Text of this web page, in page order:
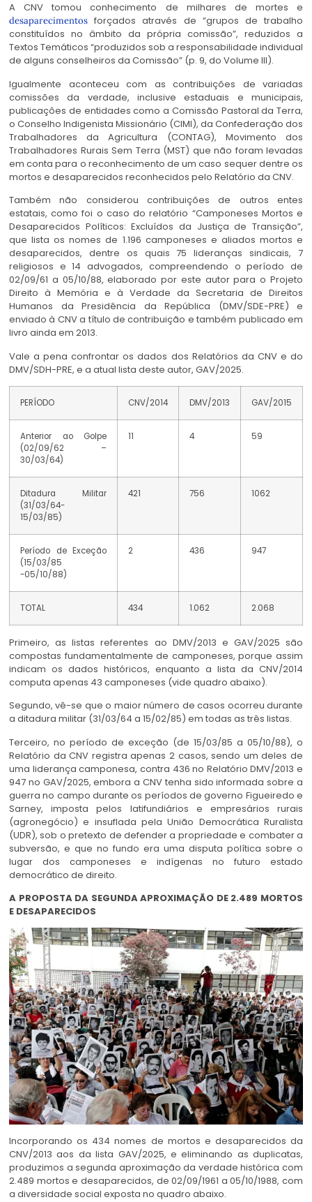
A CNV tomou conhecimento de milhares de mortes e
desaparecimentos forçados através de “grupos de trabalho
constituídos no âmbito da própria comissão”, reduzidos a
Textos Temáticos “produzidos sob a responsabilidade individual
de alguns conselheiros da Comissão” (p. 9, do Volume III).
Igualmente aconteceu com as contribuições de variadas
comissões da verdade, inclusive estaduais e municipais,
publicações de entidades como a Comissão Pastoral da Terra,
o Conselho Indigenista Missionário (CIMI), da Confederação dos
Trabalhadores da Agricultura (CONTAG), Movimento dos
Trabalhadores Rurais Sem Terra (MST) que não foram levadas
em conta para o reconhecimento de um caso sequer dentre os
mortos e desaparecidos reconhecidos pelo Relatório da CNV.
Também não considerou contribuições de outros entes
estatais, como foi o caso do relatório “Camponeses Mortos e
Desaparecidos Políticos: Excluídos da Justiça de Transição”,
que lista os nomes de 1.196 camponeses e aliados mortos e
desaparecidos, dentre os quais 75 lideranças sindicais, 7
religiosos e 14 advogados, compreendendo o período de
02/09/61 a 05/10/88, elaborado por este autor para o Projeto
Direito à Memória e à Verdade da Secretaria de Direitos
Humanos da Presidência da República (DMV/SDE-PRE) e
enviado à CNV a título de contribuição e também publicado em
livro ainda em 2013.
Vale a pena confrontar os dados dos Relatórios da CNV e do
DMV/SDH-PRE, e a atual lista deste autor, GAV/2025.
PERÍODO CNV/2014 DMV/2013 GAV/2015
Anterior ao Golpe
(02/09/62 –
30/03/64)
11 4 59
Ditadura Militar
(31/03/64-
15/03/85)
421 756 1062
Período de Exceção
(15/03/85
-05/10/88)
2 436 947
TOTAL 434 1.062 2.068
Primeiro, as listas referentes ao DMV/2013 e GAV/2025 são
compostas fundamentalmente de camponeses, porque assim
indicam os dados históricos, enquanto a lista da CNV/2014
computa apenas 43 camponeses (vide quadro abaixo).
Segundo, vê-se que o maior número de casos ocorreu durante
a ditadura militar (31/03/64 a 15/02/85) em todas as três listas.
Terceiro, no período de exceção (de 15/03/85 a 05/10/88), o
Relatório da CNV registra apenas 2 casos, sendo um deles de
uma liderança camponesa, contra 436 no Relatório DMV/2013 e
947 no GAV/2025, embora a CNV tenha sido informada sobre a
guerra no campo durante os períodos de governo Figueiredo e
Sarney, imposta pelos latifundiários e empresários rurais
(agronegócio) e insuflada pela União Democrática Ruralista
(UDR), sob o pretexto de defender a propriedade e combater a
subversão, e que no fundo era uma disputa política sobre o
lugar dos camponeses e indígenas no futuro estado
democrático de direito.
A PROPOSTA DA SEGUNDA APROXIMAÇÃO DE 2.489 MORTOS
E DESAPARECIDOS
Incorporando os 434 nomes de mortos e desaparecidos da
CNV/2013 aos da lista GAV/2025, e eliminando as duplicatas,
produzimos a segunda aproximação da verdade histórica com
2.489 mortos e desaparecidos, de 02/09/1961 a 05/10/1988, com
a diversidade social exposta no quadro abaixo.